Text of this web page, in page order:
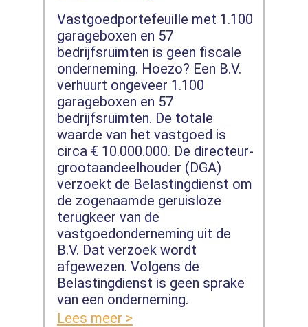
Vastgoedportefeuille met 1.100
garageboxen en 57
bedrijfsruimten is geen fiscale
onderneming. Hoezo? Een B.V.
verhuurt ongeveer 1.100
garageboxen en 57
bedrijfsruimten. De totale
waarde van het vastgoed is
circa € 10.000.000. De directeur-
grootaandeelhouder (DGA)
verzoekt de Belastingdienst om
de zogenaamde geruisloze
terugkeer van de
vastgoedonderneming uit de
B.V. Dat verzoek wordt
afgewezen. Volgens de
Belastingdienst is geen sprake
van een onderneming.
Lees meer >